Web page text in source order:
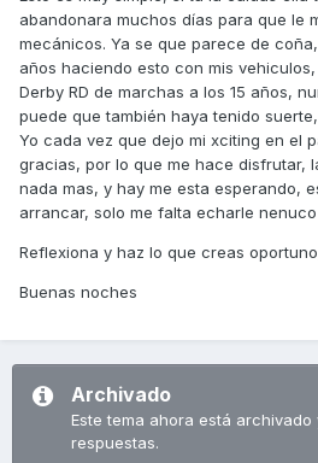
abandonara muchos días para que le
mecánicos. Ya se que parece de
años haciendo esto con mis
Derby RD de marchas a los 15 años,
puede que también haya tenido
Yo cada vez que dejo mi xciting en el
gracias, por lo que me hace disfrutar,
nada mas, y hay me esta esperando,
arrancar, solo me falta echarle
Reflexiona y haz lo que creas
Buenas noches
Archivado
Este tema ahora está
respuestas.